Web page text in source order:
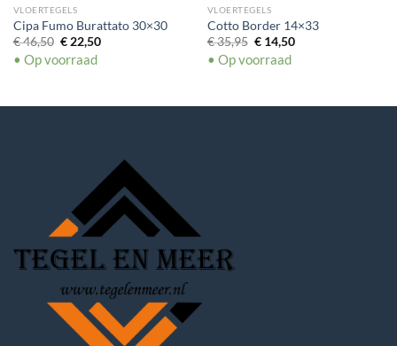
VLOERTEGELS
Cipa Fumo Burattato 30×30
€46,50 Oorspronkelijke
was:
€22,50Huidige
• Op voorraad
VLOERTEGELS
Cotto Border 14×33
€35,95 Oorspronkelijke
was:
€14,50Huidige
• Op voorraad